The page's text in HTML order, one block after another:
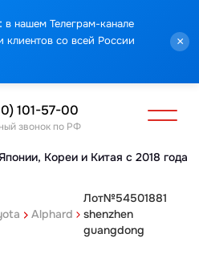
: в нашем Телеграм-канале
клиентов со всей России
×
Кореи и Китая с 2018 года
101-57-00
звонок по РФ
Alphard
Лот№54501881
shenzhen
guangdong